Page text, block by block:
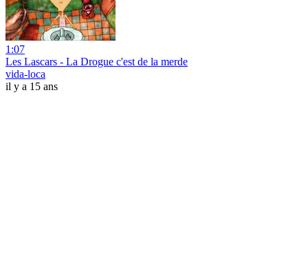
1:07
Les Lascars - La Drogue c'est de la merde
vida-loca
il y a 15 ans